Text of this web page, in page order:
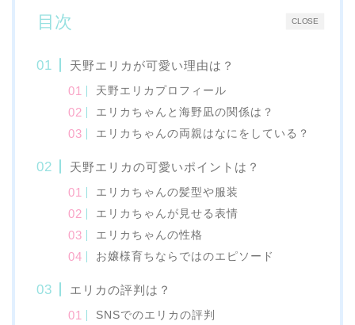
CLOSE
目次
天野エリカが可愛い理由は？
天野エリカプロフィール
エリカちゃんと海野凪の関係は？
エリカちゃんの両親はなにをしている？
天野エリカの可愛いポイントは？
エリカちゃんの髪型や服装
エリカちゃんが見せる表情
エリカちゃんの性格
お嬢様育ちならではのエピソード
エリカの評判は？
SNSでのエリカの評判